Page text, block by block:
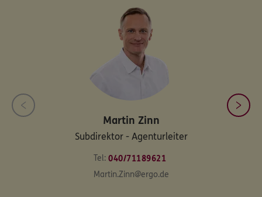
Martin Zinn
Subdirektor - Agenturleiter
Tel: 040/71189621
Martin.Zinn@ergo.de